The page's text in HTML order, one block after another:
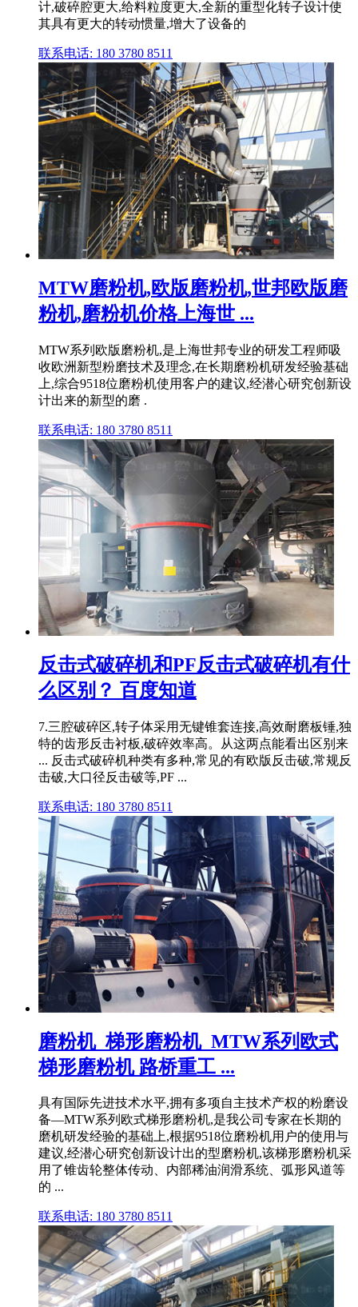
计,破碎腔更大,给料粒度更大,全新的重型化转子设计使
其具有更大的转动惯量,增大了设备的
联系电话: 180 3780 8511
MTW磨粉机,欧版磨粉机,世邦欧版磨
粉机,磨粉机价格上海世 ...
MTW系列欧版磨粉机,是上海世邦专业的研发工程师吸
收欧洲新型粉磨技术及理念,在长期磨粉机研发经验基础
上,综合9518位磨粉机使用客户的建议,经潜心研究创新设
计出来的新型的磨 .
联系电话: 180 3780 8511
反击式破碎机和PF反击式破碎机有什
么区别？ 百度知道
7.三腔破碎区,转子体采用无键锥套连接,高效耐磨板锤,独
特的齿形反击衬板,破碎效率高。从这两点能看出区别来
... 反击式破碎机种类有多种,常见的有欧版反击破,常规反
击破,大口径反击破等,PF ...
联系电话: 180 3780 8511
磨粉机_梯形磨粉机_MTW系列欧式
梯形磨粉机 路桥重工 ...
具有国际先进技术水平,拥有多项自主技术产权的粉磨设
备—MTW系列欧式梯形磨粉机,是我公司专家在长期的
磨机研发经验的基础上,根据9518位磨粉机用户的使用与
建议,经潜心研究创新设计出的型磨粉机,该梯形磨粉机采
用了锥齿轮整体传动、内部稀油润滑系统、弧形风道等
的 ...
联系电话: 180 3780 8511